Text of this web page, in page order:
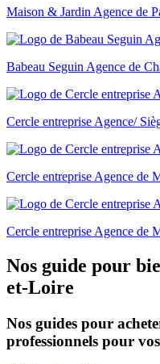
Maison & Jardin Agence de
Babeau Seguin Agence de
Cercle entreprise Agence/
Cercle entreprise Agence de
Cercle entreprise Agence de
Nos guide pour
et-Loire
Nos guides pour
professionnels pour